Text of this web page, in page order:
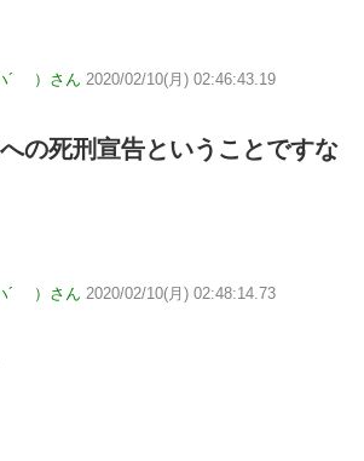
´ ）さん 2020/02/10(月) 02:46:43.19
の死刑宣告ということですな
´ ）さん 2020/02/10(月) 02:48:14.73